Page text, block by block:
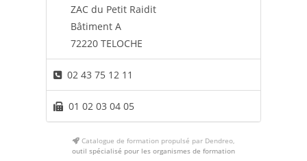
ZAC du Petit Raidit
Bâtiment A
72220 TELOCHE
02 43 75 12 11
01 02 03 04 05
Catalogue de formation propulsé par Dendreo,
outil spécialisé pour les organismes de formation